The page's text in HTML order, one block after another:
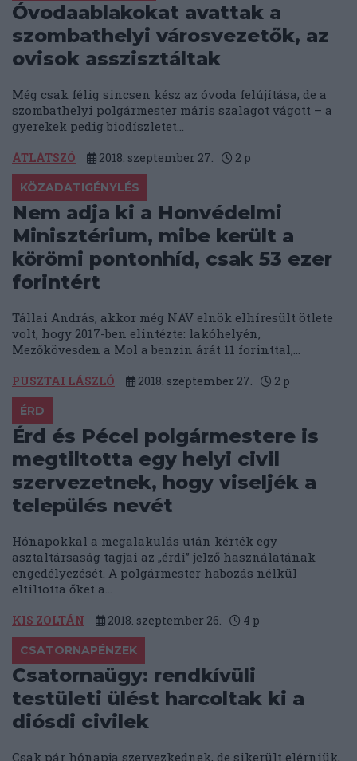
Óvodaablakokat avattak a
szombathelyi városvezetők, az
ovisok asszisztáltak
Még csak félig sincsen kész az óvoda felújítása, de a
szombathelyi polgármester máris szalagot vágott – a
gyerekek pedig biodíszletet...
ÁTLÁTSZÓ 2018. szeptember 27. 2 p
KÖZADATIGÉNYLÉS
Nem adja ki a Honvédelmi
Minisztérium, mibe került a
körömi pontonhíd, csak 53 ezer
forintért
Tállai András, akkor még NAV elnök elhíresült ötlete
volt, hogy 2017-ben elintézte: lakóhelyén,
Mezőkövesden a Mol a benzin árát 11 forinttal,...
PUSZTAI LÁSZLÓ 2018. szeptember 27. 2 p
ÉRD
Érd és Pécel polgármestere is
megtiltotta egy helyi civil
szervezetnek, hogy viseljék a
település nevét
Hónapokkal a megalakulás után kérték egy
asztaltársaság tagjai az „érdi” jelző használatának
engedélyezését. A polgármester habozás nélkül
eltiltotta őket a...
KIS ZOLTÁN 2018. szeptember 26. 4 p
CSATORNAPÉNZEK
Csatornaügy: rendkívüli
testületi ülést harcoltak ki a
diósdi civilek
Csak pár hónapja szervezkednek, de sikerült elérniük,